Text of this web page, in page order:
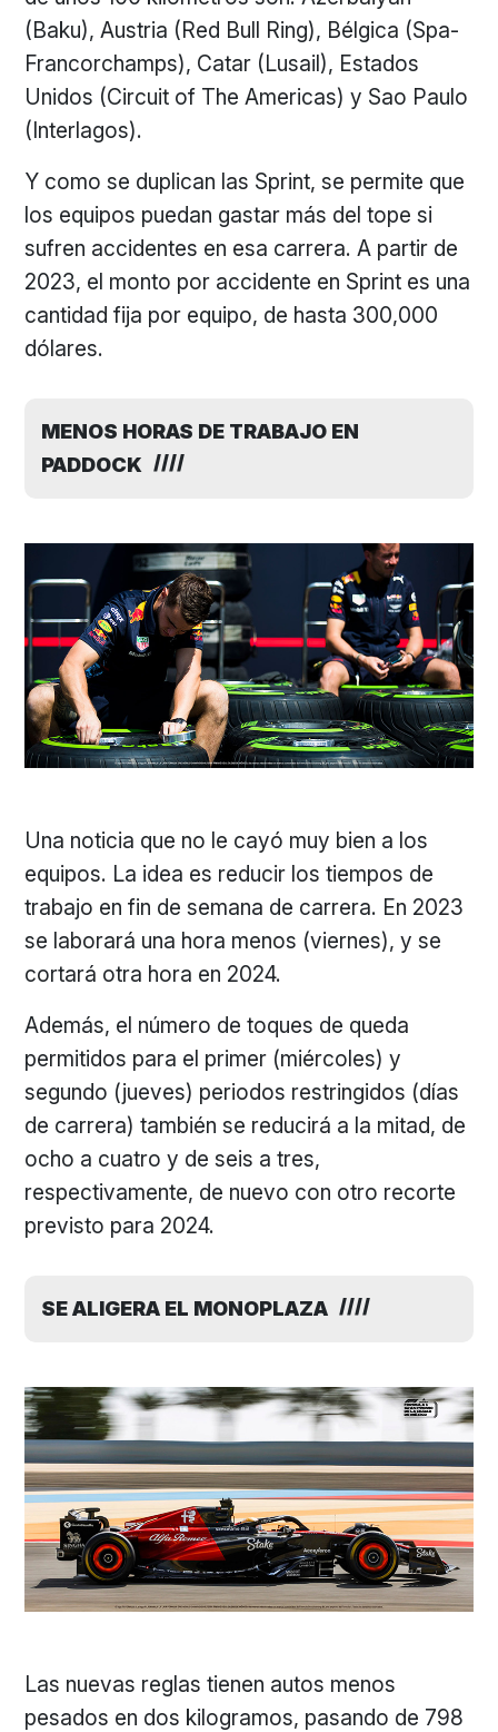
(Baku), Austria (Red Bull Ring), Bélgica (Spa-
Francorchamps), Catar (Lusail), Estados
Unidos (Circuit of The Americas) y Sao Paulo
(Interlagos).
Y como se duplican las Sprint, se permite que
los equipos puedan gastar más del tope si
sufren accidentes en esa carrera. A partir de
2023, el monto por accidente en Sprint es una
cantidad fija por equipo, de hasta 300,000
dólares.
MENOS HORAS DE TRABAJO EN
PADDOCK
Una noticia que no le cayó muy bien a los
equipos. La idea es reducir los tiempos de
trabajo en fin de semana de carrera. En 2023
se laborará una hora menos (viernes), y se
cortará otra hora en 2024.
Además, el número de toques de queda
permitidos para el primer (miércoles) y
segundo (jueves) periodos restringidos (días
de carrera) también se reducirá a la mitad, de
ocho a cuatro y de seis a tres,
respectivamente, de nuevo con otro recorte
previsto para 2024.
SE ALIGERA EL MONOPLAZA
Las nuevas reglas tienen autos menos
pesados en dos kilogramos, pasando de 798